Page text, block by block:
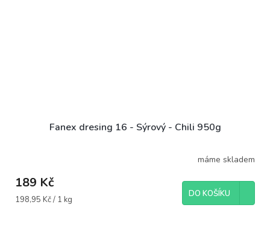
Fanex dresing 16 - Sýrový - Chili 950g
máme skladem
189 Kč
Měrná
198,95 Kč / 1 kg
DO KOŠÍKU